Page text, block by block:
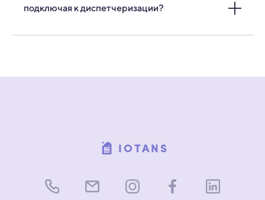
подключая к диспетчеризации?
IOTANS